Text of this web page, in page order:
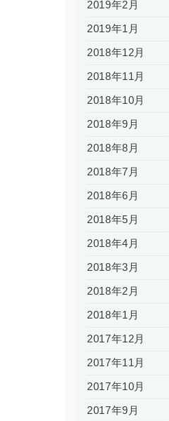
2019年2月
2019年1月
2018年12月
2018年11月
2018年10月
2018年9月
2018年8月
2018年7月
2018年6月
2018年5月
2018年4月
2018年3月
2018年2月
2018年1月
2017年12月
2017年11月
2017年10月
2017年9月